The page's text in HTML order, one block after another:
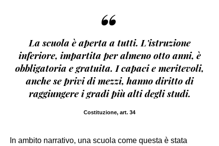
“
La scuola è aperta a tutti. L'istruzione
inferiore, impartita per almeno otto anni, è
obbligatoria e gratuita. I capaci e meritevoli,
anche se privi di mezzi, hanno diritto di
raggiungere i gradi più alti degli studi.
Costituzione, art. 34
In ambito narrativo, una scuola come questa è stata